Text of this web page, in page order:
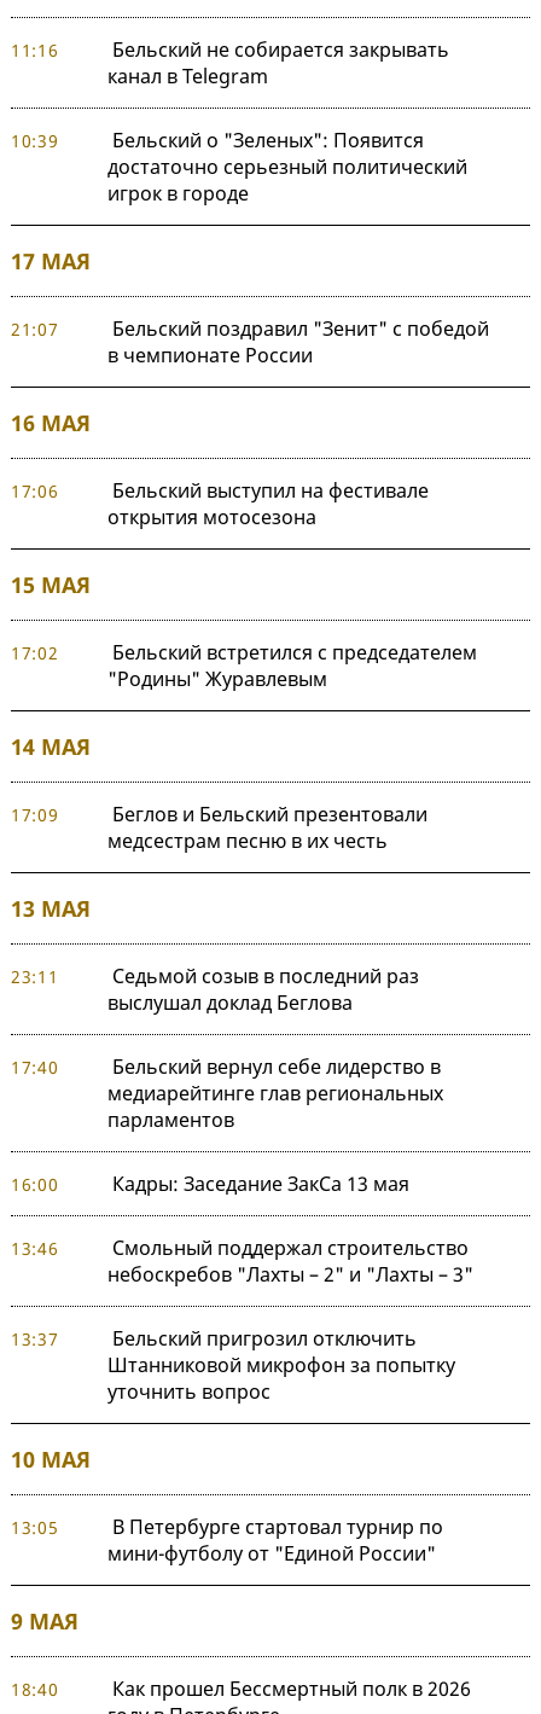
11:16
Бельский не собирается закрывать
канал в Telegram
10:39
Бельский о "Зеленых": Появится
достаточно серьезный политический
игрок в городе
17 МАЯ
21:07
Бельский поздравил "Зенит" с победой
в чемпионате России
16 МАЯ
17:06
Бельский выступил на фестивале
открытия мотосезона
15 МАЯ
17:02
Бельский встретился с председателем
"Родины" Журавлевым
14 МАЯ
17:09
Беглов и Бельский презентовали
медсестрам песню в их честь
13 МАЯ
23:11
Седьмой созыв в последний раз
выслушал доклад Беглова
17:40
Бельский вернул себе лидерство в
медиарейтинге глав региональных
парламентов
16:00 Кадры: Заседание ЗакСа 13 мая
13:46
Смольный поддержал строительство
небоскребов "Лахты – 2" и "Лахты – 3"
13:37
Бельский пригрозил отключить
Штанниковой микрофон за попытку
уточнить вопрос
10 МАЯ
13:05
В Петербурге стартовал турнир по
мини-футболу от "Единой России"
9 МАЯ
18:40
Как прошел Бессмертный полк в 2026